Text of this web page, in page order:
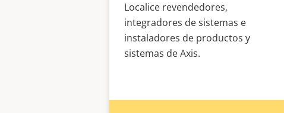
Localice revendedores,
integradores de sistemas e
instaladores de productos y
sistemas de Axis.